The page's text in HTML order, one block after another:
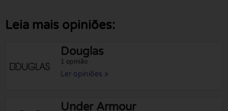
Leia mais opiniões:
Douglas
1 opinião
Ler opiniões »
Under Armour